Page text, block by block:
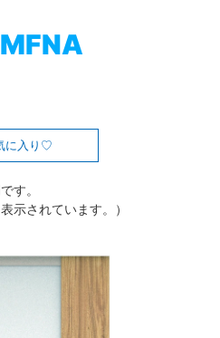
に入り
す。
示されています。）